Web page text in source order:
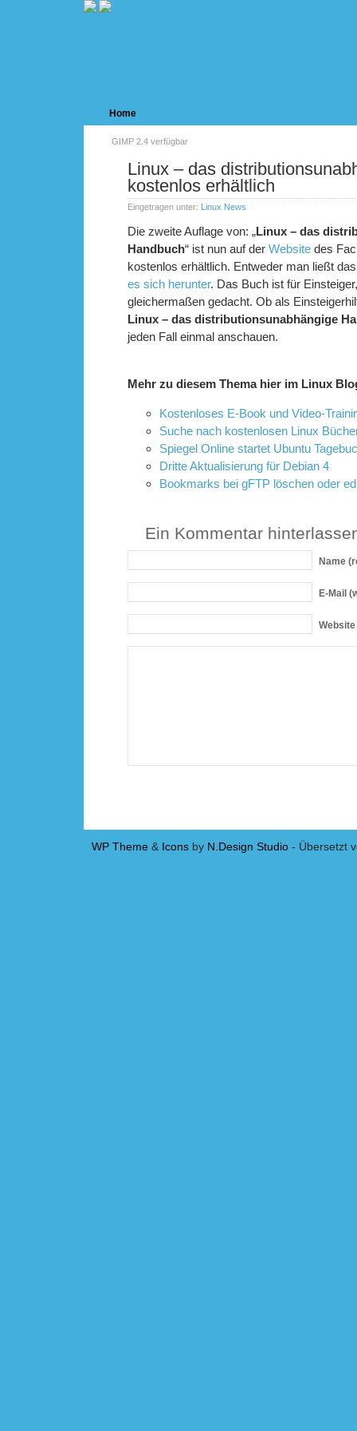
Home
GIMP 2.4 verfügbar
Linux – das
kostenlos erhältlich
Eingetragen unter: Linux News
Die zweite Auflage von: „Linux – das
Handbuch“ ist nun auf der Website des
kostenlos erhältlich. Entweder man ließt
es sich herunter. Das Buch ist für
gleichermaßen gedacht. Ob als
Linux – das distributionsunabhängige
jeden Fall einmal anschauen.
Mehr zu diesem Thema hier im Linux
Kostenloses E-Book und Video-
Suche nach kostenlosen Linux
Spiegel Online startet Ubuntu
Dritte Aktualisierung für Debian 4
Bookmarks bei gFTP löschen oder
Ein Kommentar
Name
E-Mail
Website
WP Theme & Icons by N.Design Studio - Übersetzt